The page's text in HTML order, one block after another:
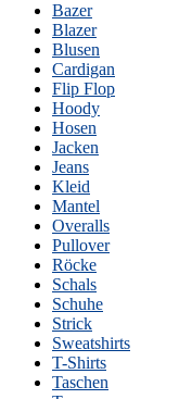
Bazer
Blazer
Blusen
Cardigan
Flip Flop
Hoody
Hosen
Jacken
Jeans
Kleid
Mantel
Overalls
Pullover
Röcke
Schals
Schuhe
Strick
Sweatshirts
T-Shirts
Taschen